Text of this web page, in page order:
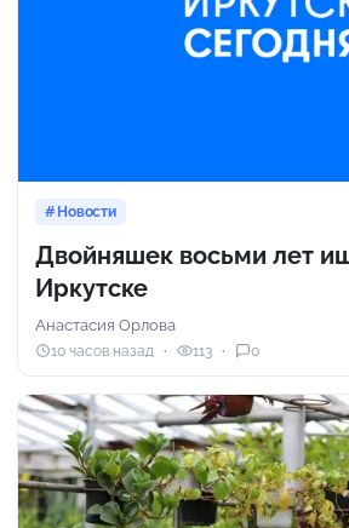
Новости
Двойняшек восьми лет
Иркутске
Анастасия Орлова
10 часов назад 113 0